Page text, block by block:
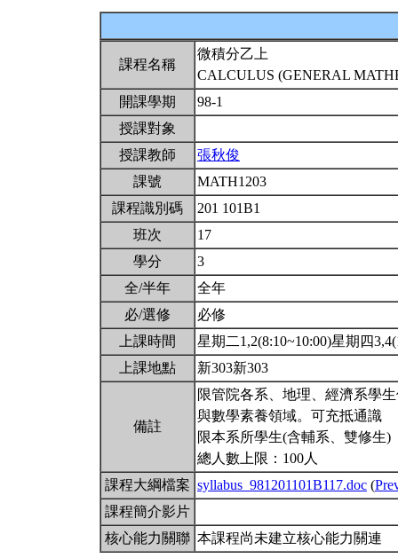
課程名稱
微積分乙上
CALCULUS (GENERAL
開課學期
98-1
授課對象
授課教師
張秋俊
課號
MATH1203
課程識別碼
201 101B1
班次
17
學分
3
全/半年
全年
必/選修
必修
上課時間
星期二1,2(8:10~10:00)星期四
上課地點
新303新303
備註
限管院各系、地理、經濟系學
與數學素養領域。可充抵通識
限本系所學生(含輔系、雙修生)
總人數上限：100人
課程大綱檔案 syllabus_981201101B117.doc (
課程簡介影片
核心能力關聯 本課程尚未建立核心能力關連